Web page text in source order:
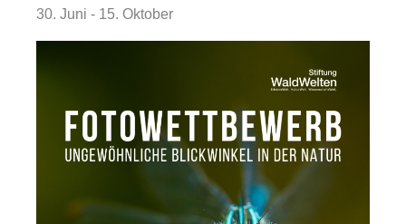
30. Juni - 15. Oktober